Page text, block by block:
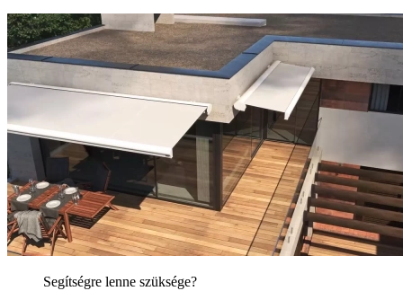
Segítségre lenne szüksége?